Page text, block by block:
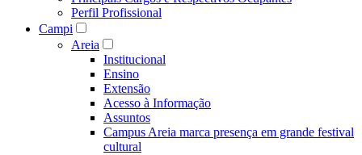
Perfil Profissional
Campi
Areia
Institucional
Ensino
Extensão
Acesso à Informação
Assuntos
Campus Areia marca presença em grande festival
cultural